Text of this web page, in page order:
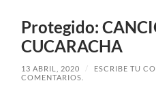
Protegido:
CUCARACHA
13 ABRIL, 2020 /
ESCRIBE TU
COMENTARIOS.